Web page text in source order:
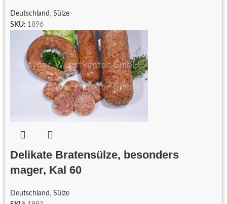
Deutschland , Sülze
SKU: 1896
Delikate Bratensülze, besonders
mager, Kal 60
Deutschland , Sülze